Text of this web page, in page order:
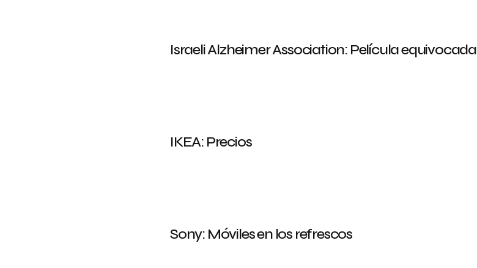
Israeli Alzheimer Association: Película equivocada
IKEA: Precios
Sony: Móviles en los refrescos